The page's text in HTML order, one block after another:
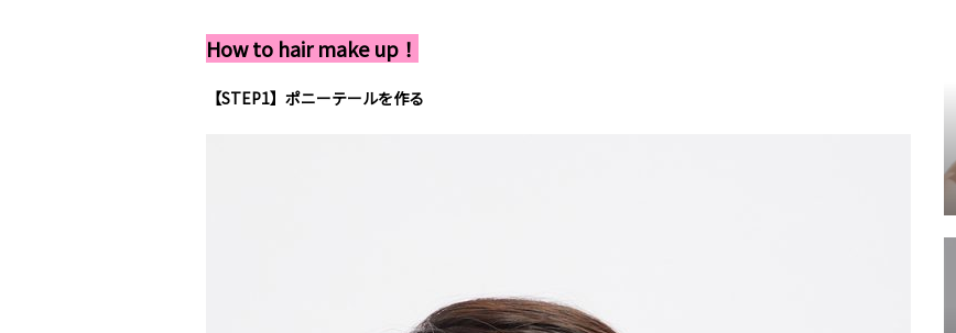
How to hair make up！
【STEP1】ポニーテールを作る